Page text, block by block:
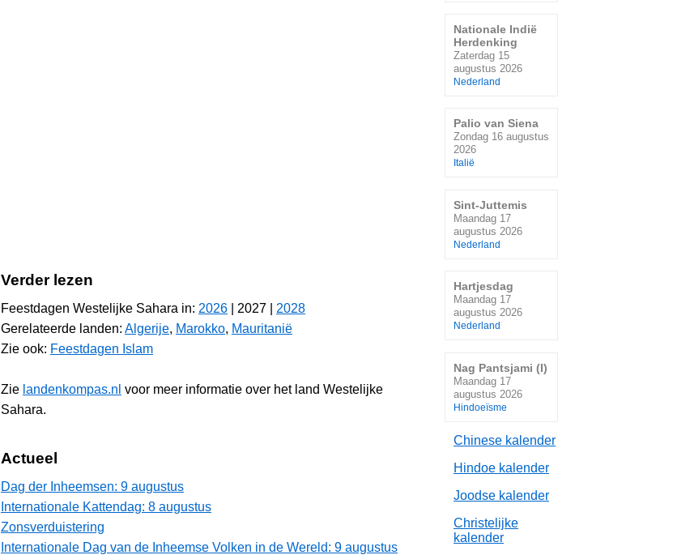
Verder lezen
Feestdagen Westelijke Sahara in: 2026 | 2027 | 2028
Gerelateerde landen: Algerije, Marokko, Mauritanië
Zie ook: Feestdagen Islam
Zie landenkompas.nl voor meer informatie over het land Westelijke
Sahara.
Actueel
Dag der Inheemsen: 9 augustus
Internationale Kattendag: 8 augustus
Zonsverduistering
Internationale Dag van de Inheemse Volken in de Wereld: 9 augustus
Nationale Indië
Herdenking
Zaterdag 15
augustus 2026
Nederland
Palio van Siena
Zondag 16 augustus
2026
Italië
Sint-Juttemis
Maandag 17
augustus 2026
Nederland
Hartjesdag
Maandag 17
augustus 2026
Nederland
Nag Pantsjami (I)
Maandag 17
augustus 2026
Hindoeïsme
Chinese kalender
Hindoe kalender
Joodse kalender
Christelijke
kalender